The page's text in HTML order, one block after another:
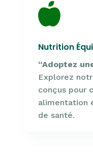

Nutrition
“Adoptez
Explorez
conçus pour
alimentation
de santé.